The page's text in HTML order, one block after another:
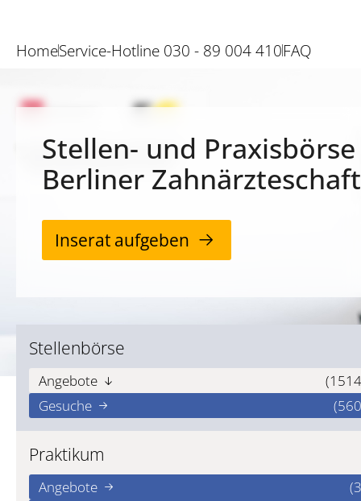
HomeService-Hotline 030 - 89 004 410FAQ
Stellen- und
Berliner Zahnärzteschaft
Inserat aufgeben
Stellenbörse
Angebote
Gesuche
Praktikum
Angebote